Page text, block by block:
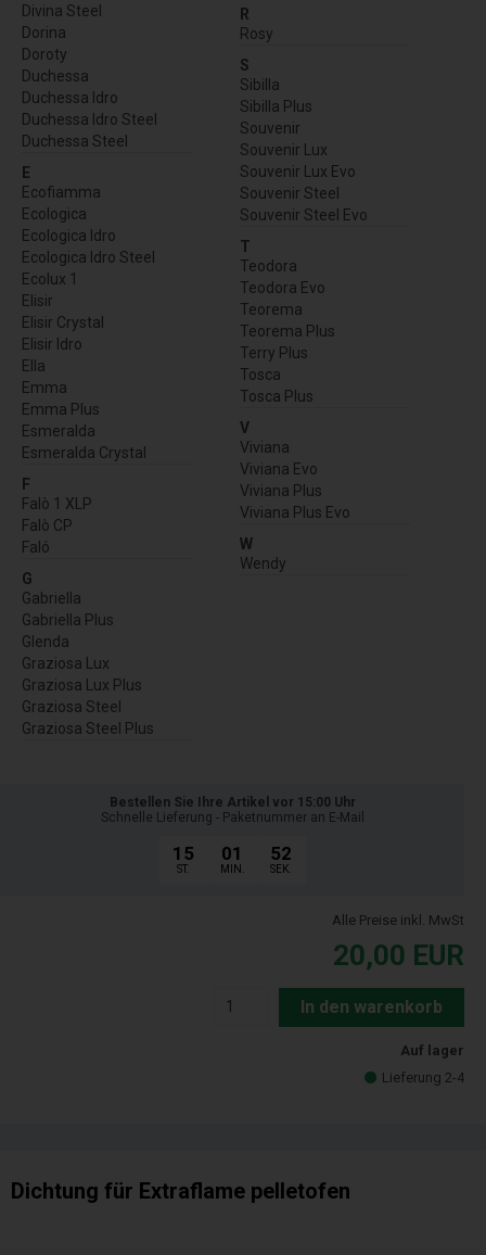
Divina Steel
Dorina
Doroty
Duchessa
Duchessa Idro
Duchessa Idro Steel
Duchessa Steel
E
Ecofiamma
Ecologica
Ecologica Idro
Ecologica Idro Steel
Ecolux 1
Elisir
Elisir Crystal
Elisir Idro
Ella
Emma
Emma Plus
Esmeralda
Esmeralda Crystal
F
Falò 1 XLP
Falò CP
Faló
G
Gabriella
Gabriella Plus
Glenda
Graziosa Lux
Graziosa Lux Plus
Graziosa Steel
Graziosa Steel Plus
R
Rosy
S
Sibilla
Sibilla Plus
Souvenir
Souvenir Lux
Souvenir Lux Evo
Souvenir Steel
Souvenir Steel Evo
T
Teodora
Teodora Evo
Teorema
Teorema Plus
Terry Plus
Tosca
Tosca Plus
V
Viviana
Viviana Evo
Viviana Plus
Viviana Plus Evo
W
Wendy
Bestellen Sie Ihre Artikel vor 15:00 Uhr
Schnelle Lieferung - Paketnummer an E-Mail
15
ST.
01
MIN.
51
SEK.
Alle Preise inkl. MwSt
20,00 EUR
In den warenkorb
Auf lager
Lieferung 2-4
Dichtung für Extraflame pelletofen